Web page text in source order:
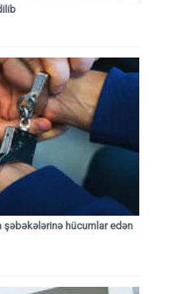
hücumlar edən